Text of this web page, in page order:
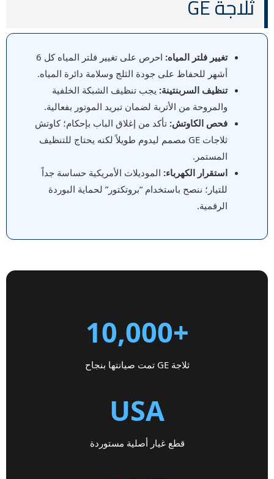
تغيير فلتر المياه:
احرص على تغيير فلتر المياه كل 6
أشهر للحفاظ على جودة الثلج وسلامة دائرة المياه.
تنظيف السربنتينة: يجب تنظيف الشبكة الخلفية
والمروحة من الأتربة لضمان تبريد الموتور بفعالية.
فحص الكاوتش: تأكد من إغلاق الباب بإحكام؛ كاوتش
ثلاجات GE مصمم ليدوم طويلاً لكنه يحتاج للتنظيف
المستمر.
استقرار الكهرباء: الموديلات الأمريكية حساسة جداً
للتيار؛ ننصح باستخدام “بروتكتور” لحماية البوردة
الرقمية.
+10,000
ثلاجة GE تمت صيانتها بنجاح
USA
قطع غيار أصلية مستوردة